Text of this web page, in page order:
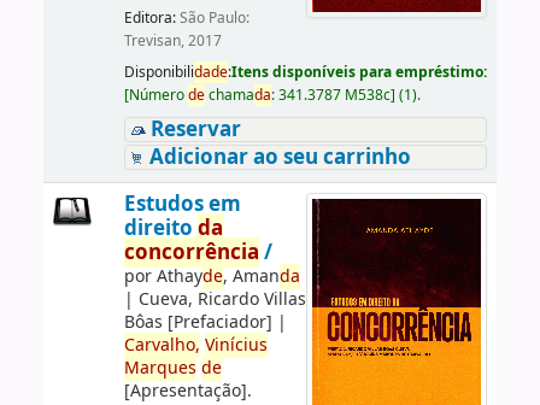
Editora:São Paulo:
Trevisan, 2017
Disponibilidade:Itens disponíveis para empréstimo:
[Númerodechamada:341.3787 M538c] (1).
Reservar
Adicionar ao seu carrinho
Estudos em
direito da
concorrência /
porAthayde, Amanda
| Cueva, Ricardo Villas
Bôas [Prefaciador] |
Carvalho, Vinícius
Marques de
[Apresentação].